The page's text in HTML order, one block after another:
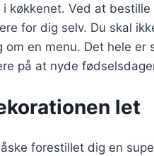
køkkenet. Ved at
for dig selv. Du skal
om en menu. Det hele
på at nyde
let
forestillet dig en